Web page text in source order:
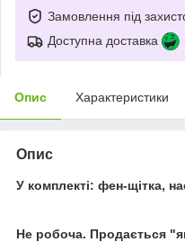
Замовлення під
Доступна доставка
Опис Характеристики
Опис
У комплекті: фен-щітка,
Не робоча. Продається